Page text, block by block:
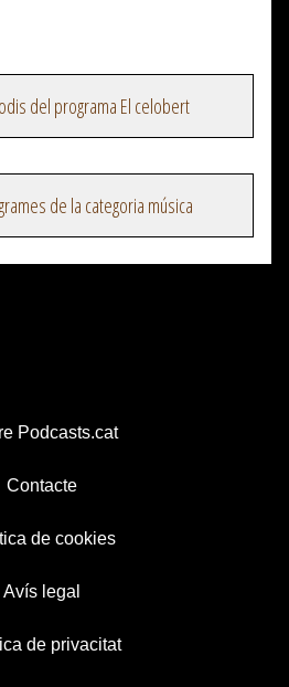
del programa El celobert
de la categoria música
Podcasts.cat
Contacte
de cookies
Avís legal
de privacitat